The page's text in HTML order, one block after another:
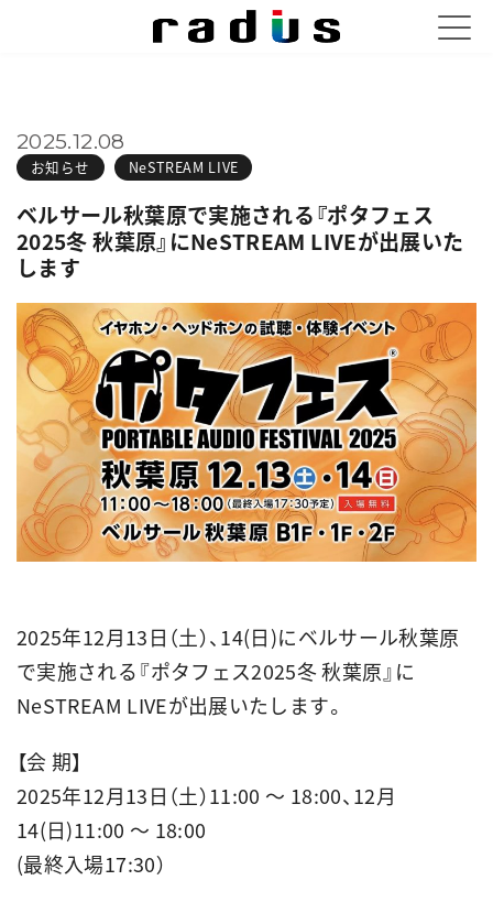
お知らせ NeSTREAM LIVE
2025.12.08
ベルサール秋葉原で実施される『ポタフェス
2025冬 秋葉原』にNeSTREAM LIVEが出展いた
します
2025年12月13日（土）、14(日)にベルサール秋葉原
で実施される『ポタフェス2025冬 秋葉原』に
NeSTREAM LIVEが出展いたします。
【会 期】
2025年12月13日（土）11:00 ～ 18:00、12月
14(日)11:00 ～ 18:00
(最終入場17:30）